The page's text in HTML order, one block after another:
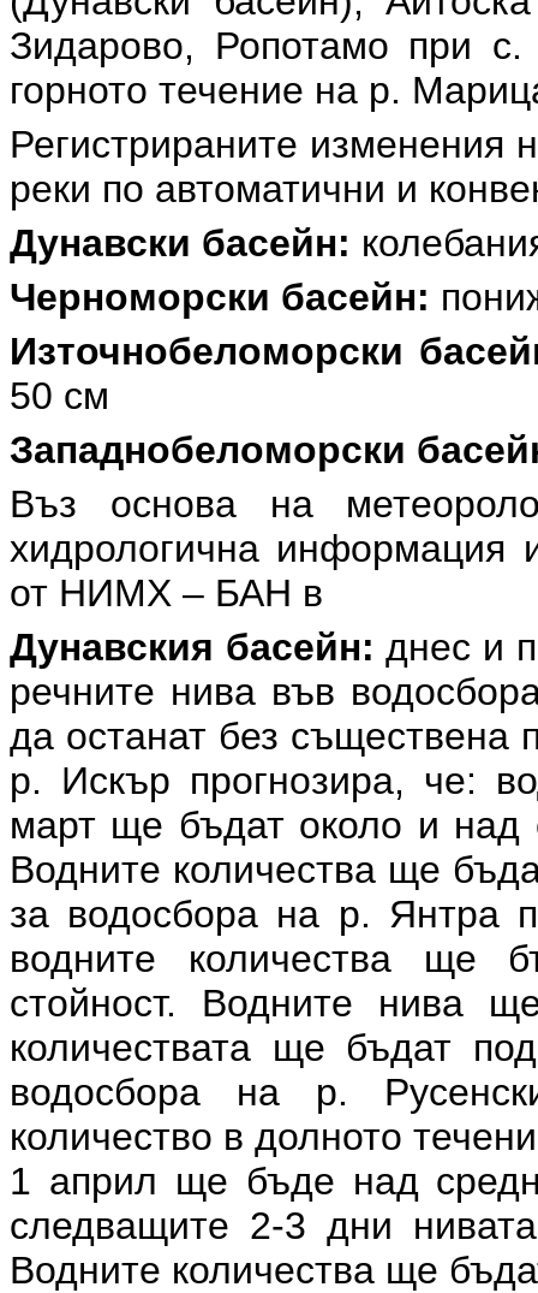
Зидарово, Ропотамо при
горното течение на р.
Регистрираните изменения
реки по автоматични и
Дунавски басейн:
Черноморски басейн:
Източнобеломорски
50 см
Западнобеломорски
Въз основа на
хидрологична информация
от НИМХ – БАН в
Дунавския басейн:днес и
речните нива във
да останат без
р. Искър прогнозира, че:
март ще бъдат около и над
Водните количества ще
за водосбора на р. Янтра
водните количества ще
стойност. Водните нива
количествата ще бъдат
водосбора на р.
количество в долното
1 април ще бъде над
следващите 2-3 дни
Водните количества ще